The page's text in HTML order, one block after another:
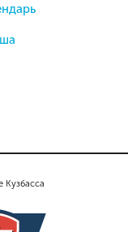
Кузбасса